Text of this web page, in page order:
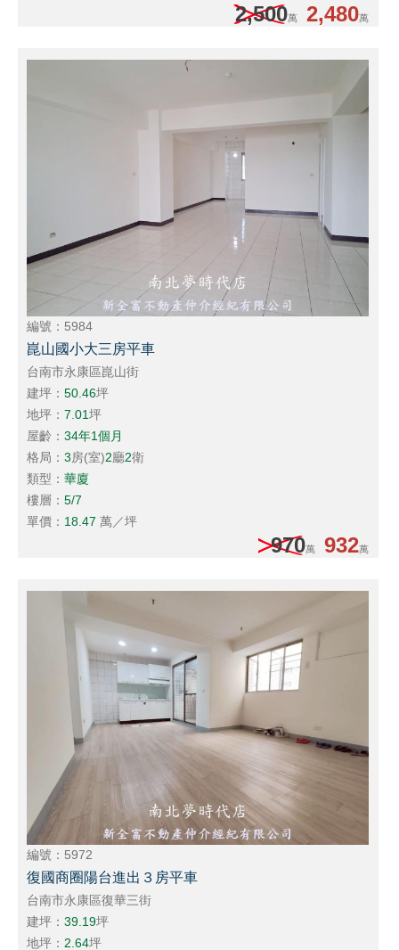
2,500萬 2,480萬
編號：5984
崑山國小大三房平車
台南市永康區崑山街
建坪：50.46坪
地坪：7.01坪
屋齡：34年1個月
格局：3房(室)2廳2衛
類型：華廈
樓層：5/7
單價： 18.47 萬／坪
970萬 932萬
編號：5972
復國商圈陽台進出３房平車
台南市永康區復華三街
建坪：39.19坪
地坪： 2.64坪